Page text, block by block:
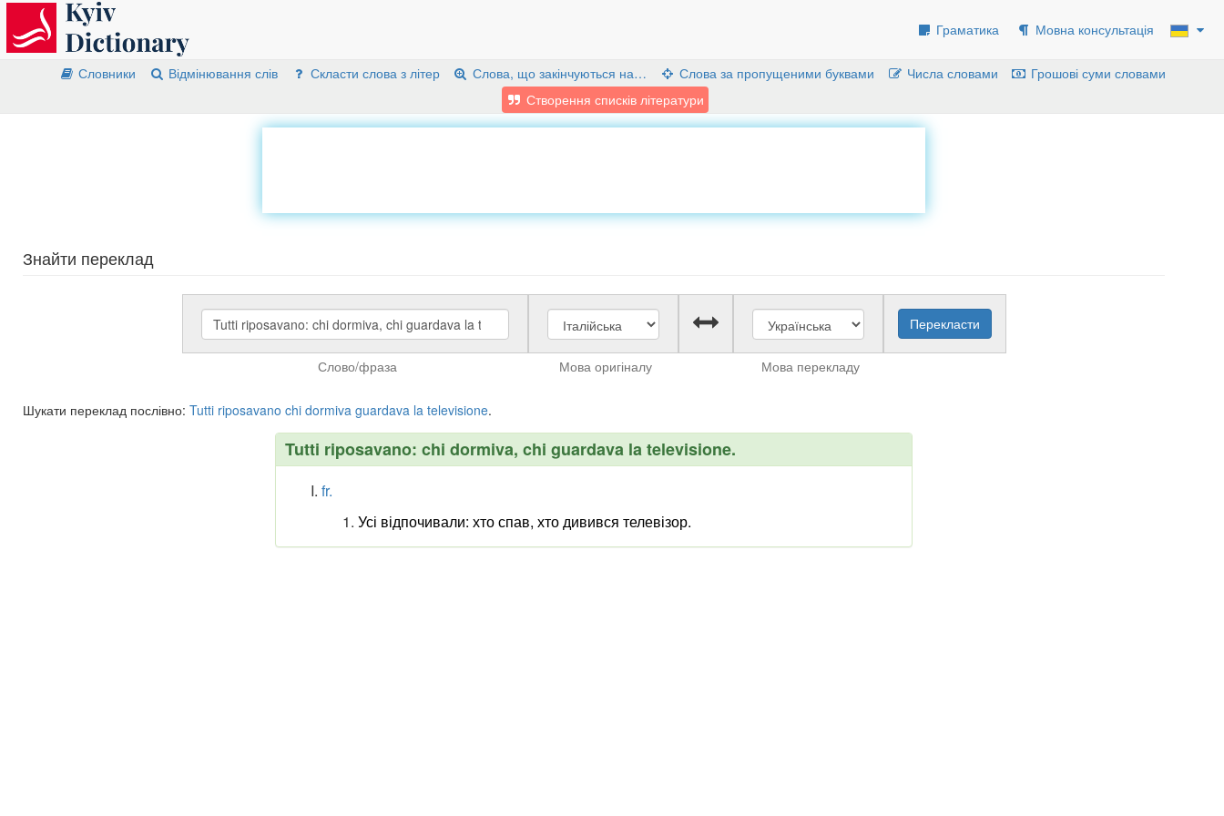
Граматика Мовна консультація
Словники Відмінювання слів Скласти слова з літер Слова, що закінчуються на… Слова за пропущеними буквами Числа словами
Грошові суми словами
Створення списків літератури
Знайти переклад
Слово/фраза Мова оригіналу Мова перекладу
Шукати переклад послівно: Tutti riposavano chi dormiva guardava la televisione.
Tutti riposavano: chi dormiva, chi guardava la televisione.
fr.
Усі відпочивали: хто спав, хто дивився телевізор.